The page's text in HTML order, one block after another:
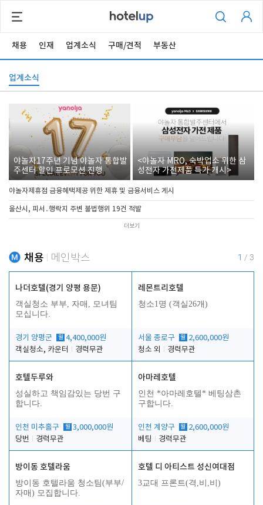
채용 인재 업계소식 구매/견적 부동산
업계소식
야놀자17주년 기념 야놀자 통합발
주센터 할인 프로모션 진행
<야놀자 MRO, 숙박업소 위한 삼
성전자 가전제품 특가 개시>
야놀자제휴점 금융혜택제공 위한 제휴 및 금융서비스 게시
울산시, 피서․행락지 주변 불법행위 19건 적발
더보기
채용 메인박스 1 / 3
나더호텔(경기 양평 용문)
객실청소 부부, 자매, 모녀팀
모십니다.
경기 양평군 월 4,400,000원
객실청소, 카운터
경력무관
레몬트리호텔
청소1명 (객실26개)
서울 종로구 월 2,600,000원
청소 외
경력무관
호텔두루와
성실하고 책임감있는 당번 구
합니다.
인천 미추홀구 월 3,000,000원
당번
경력무관
아마레호텔
인천 *아마레호텔* 베팅삼촌
구합니다.
인천 계양구 월 2,600,000원
베팅
경력무관
방이동 호텔라움
방이동 호텔라움 청소팀(부부/
자매) 모집합니다.
호텔 디 아티스트 성신여대점
3교대 프론트(격,비,비)